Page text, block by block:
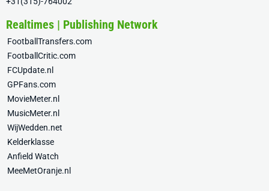
Realtimes | Publishing Network
FootballTransfers.com
FootballCritic.com
FCUpdate.nl
GPFans.com
MovieMeter.nl
MusicMeter.nl
WijWedden.net
Kelderklasse
Anfield Watch
MeeMetOranje.nl